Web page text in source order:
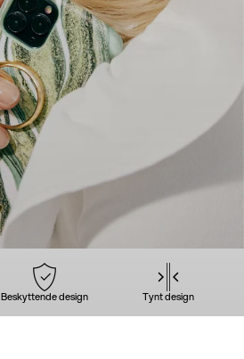
Beskyttende design Tynt design